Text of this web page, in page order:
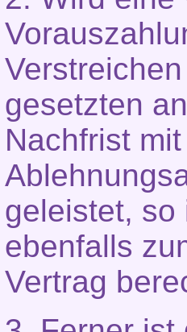
gesetzten
Nachfrist mit
geleistet, so
ebenfalls
Vertrag